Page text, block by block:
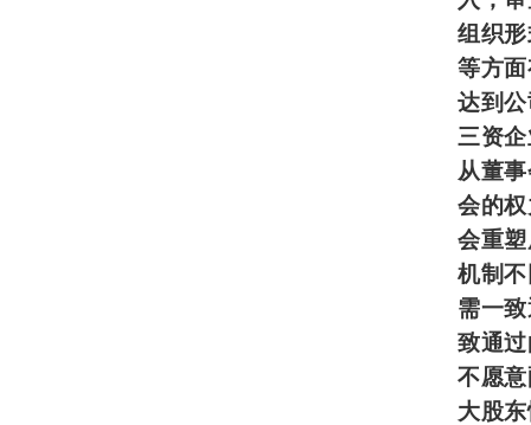
组织
等方
达到
三资
从董
会的
会重
机制
需一
致通
不愿
大股